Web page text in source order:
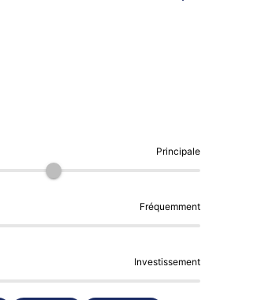
Principale
Fréquemment
Investissement